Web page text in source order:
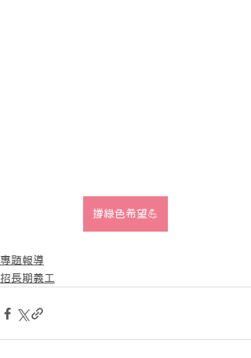
撐綠色希望💪
專題報導
招長期義工